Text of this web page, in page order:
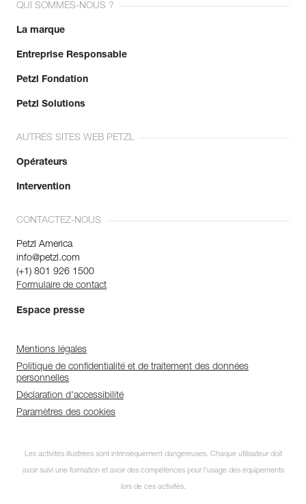
QUI SOMMES-NOUS ?
La marque
Entreprise Responsable
Petzl Fondation
Petzl Solutions
AUTRES SITES WEB PETZL
Opérateurs
Intervention
CONTACTEZ-NOUS
Petzl America
info@petzl.com
(+1) 801 926 1500
Formulaire de contact
Espace presse
Mentions légales
Politique de confidentialité et de traitement des données
personnelles
Déclaration d'accessibilité
Paramètres des cookies
Les activités illustrées sont intrinsèquement dangereuses. Chaque utilisateur doit
avoir suivi une formation et avoir des compétences pour l’usage des équipements
lors de ces activités.